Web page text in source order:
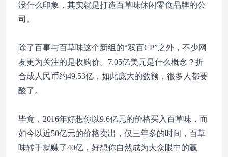
没什么印象，其实就是打造百草味休闲零食品牌的公
司。
除了百事与百草味这个新组的“双百CP”之外，不少网
友更为关注的是收购价。7.05亿美元是什么概念？折
合成人民币约49.53亿，如此庞大的数额，很多人都要
酸了。
毕竟，2016年好想你以9.6亿元的价格买入百草味，而
如今以近50亿元的价格卖出，仅三年多的时间，百草
味转手就赚了40亿，好想你自然成为大众眼中的赢